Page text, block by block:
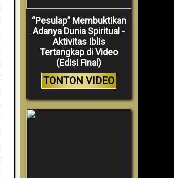
“Pesulap” Membuktikan
Adanya Dunia Spiritual -
Aktivitas Iblis
Tertangkap di Video
(Edisi Final)
TONTON VIDEO